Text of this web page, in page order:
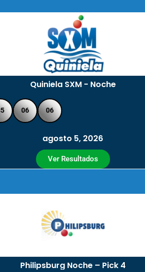
Quiniela SXM - Noche
06 06
agosto 5, 2026
Ver Resultados
Philipsburg Noche – Pick 4